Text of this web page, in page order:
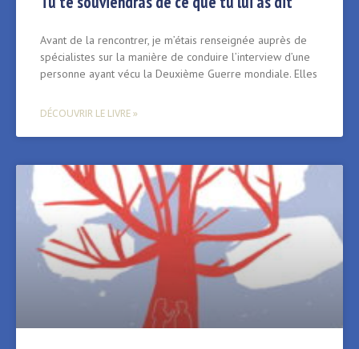
Avant de la rencontrer, je m’étais renseignée auprès de
spécialistes sur la manière de conduire l’interview d’une
personne ayant vécu la Deuxième Guerre mondiale. Elles
DÉCOUVRIR LE LIVRE »